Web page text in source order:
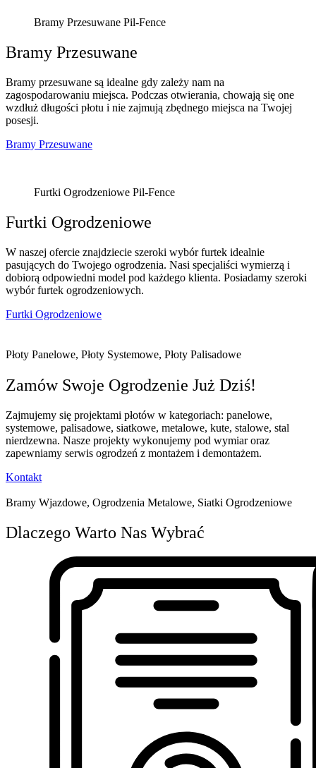
Bramy Przesuwane Pil-Fence
Bramy Przesuwane
Bramy przesuwane są idealne gdy zależy nam na
zagospodarowaniu miejsca. Podczas otwierania, chowają się one
wzdłuż długości płotu i nie zajmują zbędnego miejsca na Twojej
posesji.
Bramy Przesuwane
Furtki Ogrodzeniowe Pil-Fence
Furtki Ogrodzeniowe
W naszej ofercie znajdziecie szeroki wybór furtek idealnie
pasujących do Twojego ogrodzenia. Nasi specjaliści wymierzą i
dobiorą odpowiedni model pod każdego klienta. Posiadamy szeroki
wybór furtek ogrodzeniowych.
Furtki Ogrodzeniowe
Płoty Panelowe, Płoty Systemowe, Płoty Palisadowe
Zamów Swoje Ogrodzenie Już Dziś!
Zajmujemy się projektami płotów w kategoriach: panelowe,
systemowe, palisadowe, siatkowe, metalowe, kute, stalowe, stal
nierdzewna. Nasze projekty wykonujemy pod wymiar oraz
zapewniamy serwis ogrodzeń z montażem i demontażem.
Kontakt
Bramy Wjazdowe, Ogrodzenia Metalowe, Siatki Ogrodzeniowe
Dlaczego Warto Nas Wybrać